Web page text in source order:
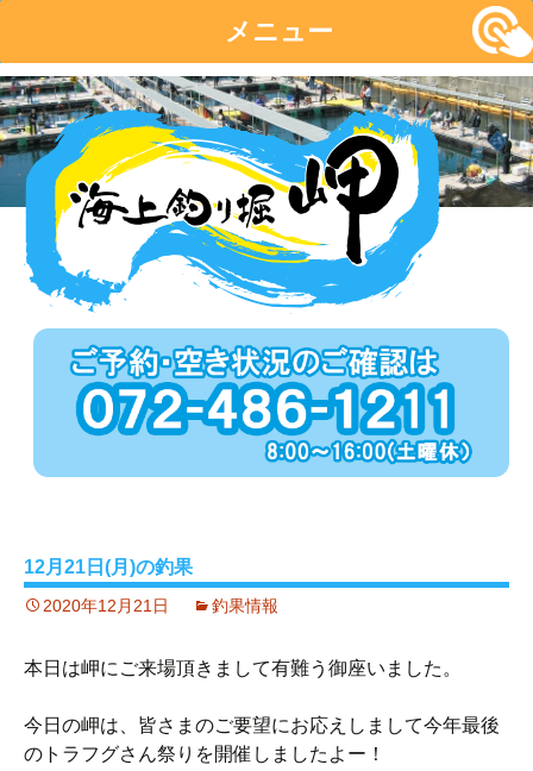
メニュー
コ
ン
テ
ン
12月21日(月)の釣果
2020年12月21日 釣果情報
本日は岬にご来場頂きまして有難う御座いました。
今日の岬は、皆さまのご要望にお応えしまして今年最後
のトラフグさん祭りを開催しましたよー！